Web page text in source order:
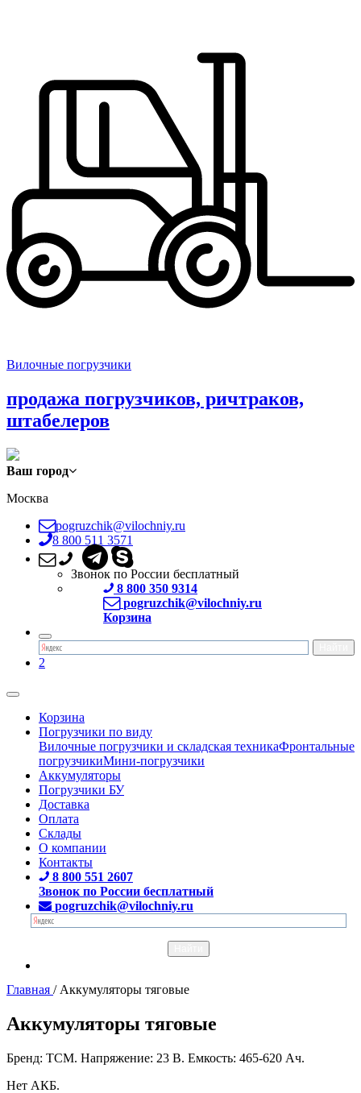
Вилочные погрузчики
продажа погрузчиков, ричтраков,
штабелеров
Ваш город
Москва
pogruzchik@vilochniy.ru
8 800 511 3571
Звонок по России бесплатный
8 800 350 9314
pogruzchik@vilochniy.ru
Корзина
2
Корзина
Погрузчики по виду
Вилочные погрузчики и складская техникаФронтальные
погрузчикиМини-погрузчики
Аккумуляторы
Погрузчики БУ
Доставка
Оплата
Склады
О компании
Контакты
8 800 551 2607
Звонок по России бесплатный
pogruzchik@vilochniy.ru
Главная / Аккумуляторы тяговые
Аккумуляторы тяговые
Бренд: TCM. Напряжение: 23 В. Емкость: 465-620 Ач.
Нет АКБ.